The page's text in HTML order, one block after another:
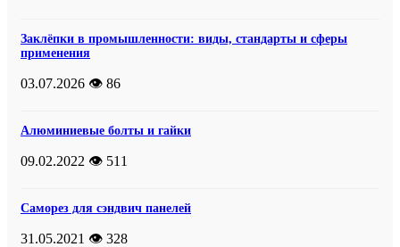
Заклёпки в промышленности: виды, стандарты и сферы
применения
03.07.2026 👁️ 86
Алюминиевые болты и гайки
09.02.2022 👁️ 511
Саморез для сэндвич панелей
31.05.2021 👁️ 328